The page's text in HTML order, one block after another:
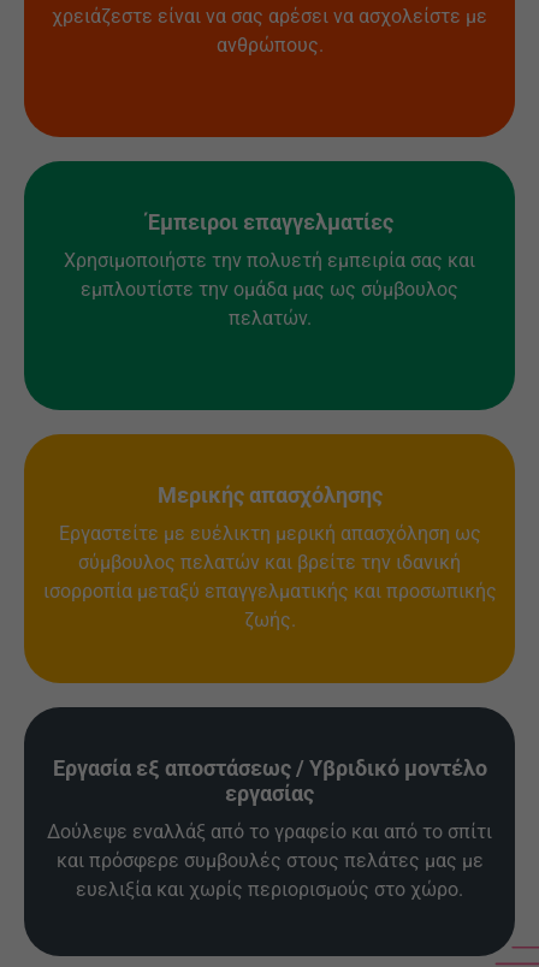
χρειάζεστε είναι να σας αρέσει να ασχολείστε με
ανθρώπους.
Έμπειροι επαγγελματίες
Χρησιμοποιήστε την πολυετή εμπειρία σας και
εμπλουτίστε την ομάδα μας ως σύμβουλος
πελατών.
Μερικής απασχόλησης
Εργαστείτε με ευέλικτη μερική απασχόληση ως
σύμβουλος πελατών και βρείτε την ιδανική
ισορροπία μεταξύ επαγγελματικής και προσωπικής
ζωής.
Εργασία εξ αποστάσεως / Υβριδικό μοντέλο
εργασίας
Δούλεψε εναλλάξ από το γραφείο και από το σπίτι
και πρόσφερε συμβουλές στους πελάτες μας με
ευελιξία και χωρίς περιορισμούς στο χώρο.